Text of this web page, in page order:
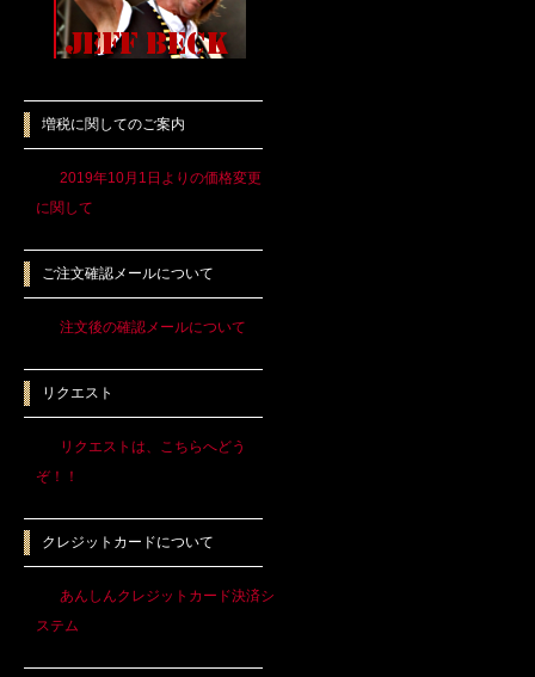
増税に関してのご案内
2019年10月1日よりの価格変更
に関して
ご注文確認メールについて
注文後の確認メールについて
リクエスト
リクエストは、こちらへどう
ぞ！！
クレジットカードについて
あんしんクレジットカード決済シ
ステム